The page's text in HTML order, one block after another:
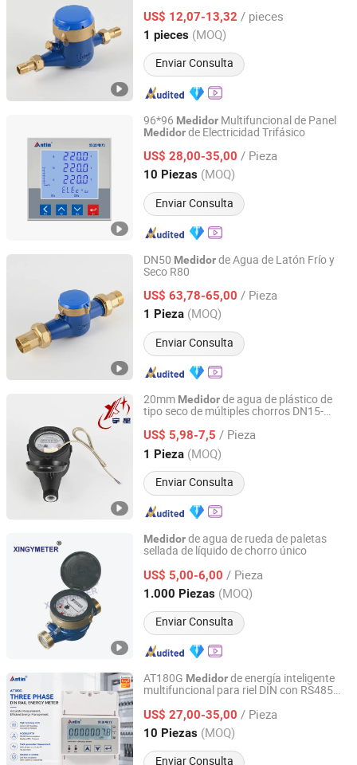
B/C R160Medidorde Agua Fría de Latón
US$ 12,07-13,32 / pieces
1 pieces (MOQ)
Enviar Consulta
Zhejiang, China Desde 2024
96*96 Medidor Multifuncional de Panel
Medidorde Electricidad Trifásico
US$ 28,00-35,00 / Pieza
10 Piezas (MOQ)
Enviar Consulta
Hangzhou Antin Power Technology Co., Ltd.
Zhejiang, China Desde 2022
DN50 Medidorde Agua de Latón Frío y
Seco R80
US$ 63,78-65,00 / Pieza
1 Pieza (MOQ)
Enviar Consulta
Ningbo Yuxing Water Meter Company Limited
Zhejiang, China Desde 2024
20mm Medidorde agua de plástico de
tipo seco de múltiples chorros DN15-
US$ 5,98-7,5 / Pieza
1 Pieza (MOQ)
Enviar Consulta
Ningbo Yuxing Water Meter Company Limited
Zhejiang, China Desde 2024
Medidorde agua de rueda de paletas
sellada de líquido de chorro único
US$ 5,00-6,00 / Pieza
1.000 Piezas (MOQ)
Enviar Consulta
Ningbo Xingyuan Meter Technology Co., Ltd.
Zhejiang, China Desde 2021
AT180G Medidorde energía inteligente
multifuncional para riel DIN con RS485
US$ 27,00-35,00 / Pieza
10 Piezas (MOQ)
Enviar Consulta
Hangzhou Antin Power Technology Co., Ltd.
Zhejiang, China Desde 2022